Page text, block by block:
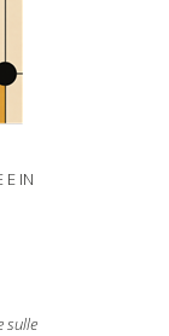
E IN
sulle